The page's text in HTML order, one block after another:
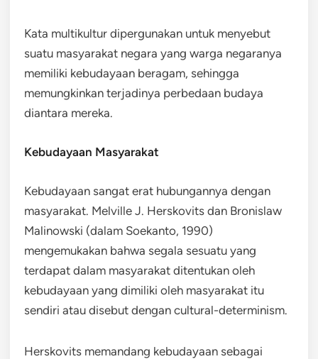
Kata multikultur dipergunakan untuk menyebut
suatu masyarakat negara yang warga negaranya
memiliki kebudayaan beragam, sehingga
memungkinkan terjadinya perbedaan budaya
diantara mereka.
Kebudayaan Masyarakat
Kebudayaan sangat erat hubungannya dengan
masyarakat. Melville J. Herskovits dan Bronislaw
Malinowski (dalam Soekanto, 1990)
mengemukakan bahwa segala sesuatu yang
terdapat dalam masyarakat ditentukan oleh
kebudayaan yang dimiliki oleh masyarakat itu
sendiri atau disebut dengan cultural-determinism.
Herskovits memandang kebudayaan sebagai